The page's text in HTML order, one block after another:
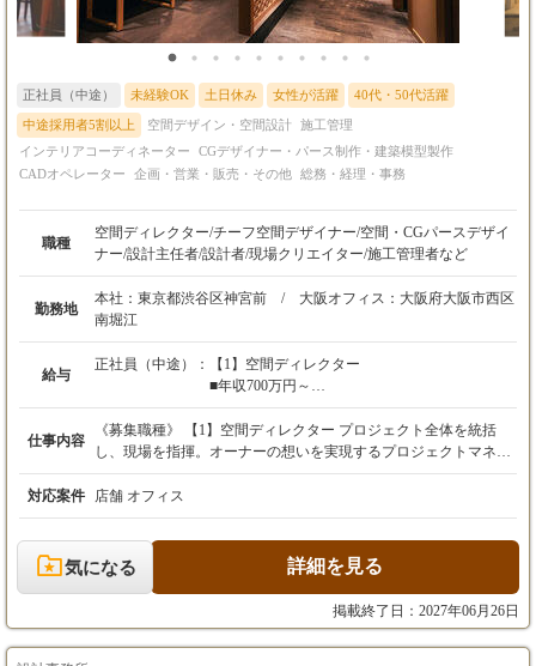
60万円
②インテリアデザイナー 月額28万円～
32万円
③企画プランナー 月額28万円～
32万円
④アシスタントデザイナー 月額25万円
試用期間3ヵ月後に勤務状況に基づき上記
年俸額を決定いたします。
正社員（中途） 未経験OK 土日休み 女性が活躍 40代・50代活躍
中途採用者5割以上 空間デザイン・空間設計 施工管理
インテリアコーディネーター
CGデザイナー・パース制作・建築模型製作
CADオペレーター
企画・営業・販売・その他 総務・経理・事務
職種
空間ディレクター/チーフ空間デザイナー/空間・CGパースデザイ
ナー/設計主任者/設計者/現場クリエイター/施工管理者など
勤務地
本社：東京都渋谷区神宮前 / 大阪オフィス：大阪府大阪市西区
南堀江
給与
正社員（中途）：
【1】空間ディレクター
■年収700万円～
■月給50万円～（能力・経験により優遇）
※3ヶ月の試用期間有
※試用期間後、能力によって給与見直しあり
※昇給随時
【2】空間チーフデザイナー
■年収600万円～
■月給40万円～（能力・経験により優遇）
※3ヶ月の試用期間有
※試用期間後、能力によって給与見直しあり
※昇給随時
仕事内容
《募集職種》 【1】空間ディレクター プロジェクト全体を統括
し、現場を指揮。オーナーの想いを実現するプロジェクトマネー
ジャーの役割です。 【2】空間チーフデザイナー 主力のデザイナ
ーです。とにかくいいデザインをすることが仕事。 【3】空間デ
ザイナー デザイン業務はもちろん、リサーチや顧客対応、現場と
の折衝など、デザイナーとして必要なスキルを身につけて実践し
ます。 【4】設計主任 デザインを元に、様々な詳細設計図を作成
し、あらゆる関係者のハブになる存在。特に商業施設などの対応
図面にし、関係者にわかりやすく伝える技術とコミュニケーショ
ン能力を求めてます。 【6】CGパースデザイナー デザイナーの
対応案件 店舗 オフィス
気になる 詳細を見る
掲載終了日：2027年06月26日